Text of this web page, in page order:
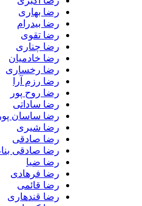
رضا بهاری
رضا بیدرام
رضا تقوی
رضا چناری
رضا خادمیان
رضا رخساری
رضا رزم آرا
رضا روح پور
رضا ساداتی
رضا ساسان پور
رضا شیری
رضا صادقی
رضا صادقی بنام
رضا ضیا
رضا فرهادی
رضا قائمی
رضا قندهاری